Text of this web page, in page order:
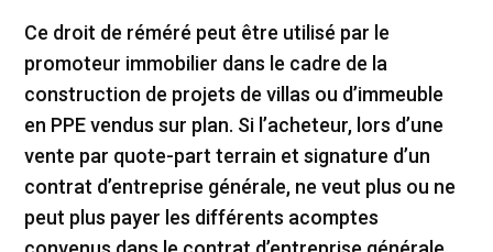
Ce droit de réméré peut être utilisé par le
promoteur immobilier dans le cadre de la
construction de projets de villas ou d’immeuble
en PPE vendus sur plan. Si l’acheteur, lors d’une
vente par quote-part terrain et signature d’un
contrat d’entreprise générale, ne veut plus ou ne
peut plus payer les différents acomptes